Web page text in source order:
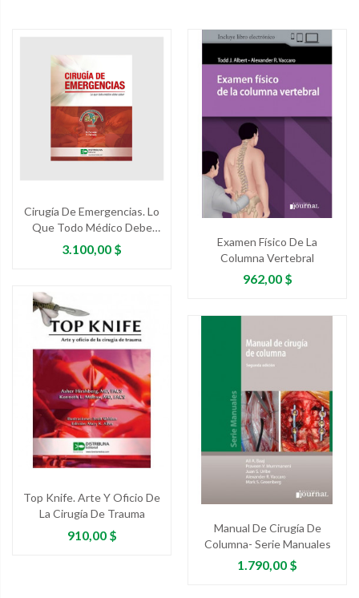
Cirugía De Emergencias. Lo
Que Todo Médico Debe
Saber
Precio
3.100,00 $
Top Knife. Arte Y Oficio De
La Cirugía De Trauma
Precio
910,00 $
Examen Físico De La
Columna Vertebral
Precio
962,00 $
Manual De Cirugía De
Columna- Serie Manuales
Precio
1.790,00 $